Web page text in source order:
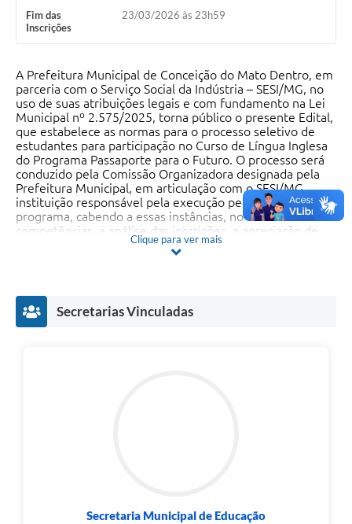
Audiências Públicas
Obras
Galeria de Vídeos
Projetos
Contas Públicas
Links
A Prefeitura
Diário Oficial
Fim das
Inscrições
23/03/2026 às 23h59
A Prefeitura Municipal de Conceição do Mato Dentro, em
parceria com o Serviço Social da Indústria – SESI/MG, no
uso de suas atribuições legais e com fundamento na Lei
Municipal nº 2.575/2025, torna público o presente Edital,
que estabelece as normas para o processo seletivo de
estudantes para participação no Curso de Língua Inglesa
do Programa Passaporte para o Futuro. O processo será
conduzido pela Comissão Organizadora designada pela
Prefeitura Municipal, em articulação com o SESI/MG,
instituição responsável pela execução pedagógica do
programa, cabendo a essas instâncias, no âmbito de suas
competências, a análise das inscrições, a apreciação de
solicitações de atendimento especial, a divulgação de
resultados, a convocação de candidatos excedentes e a
Clique aqui e faça a sua inscrição!
Clique para ver mais
Secretarias Vinculadas
Secretaria Municipal de Educação